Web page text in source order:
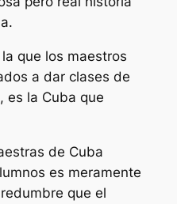
que los maestros
a dar clases de
es la Cuba que
de Cuba
es meramente
que el